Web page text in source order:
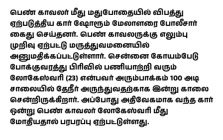
பெண் காவலர் மீது மதுபோதையில் விபத்து
ஏற்படுத்திய கார் ஷோரூம் மேலாளரை போலீசார்
கைது செய்தனர். பெண் காவலருக்கு எலும்பு
முறிவு ஏற்பட்டு மருத்துவமனையில்
அனுமதிக்கப்பட்டுள்ளார். சென்னை கோயம்பேடு
போக்குவரத்து பிரிவில் பணியாற்றி வரும்
லோகேஸ்வரி (23) என்பவர் அரும்பாக்கம் 100 அடி
சாலையில் தேநீர் அருந்துவதற்காக இன்று காலை
சென்றிருக்கிறார். அப்போது அதிவேகமாக வந்த கார்
ஒன்று பெண் காவலர் லோகேஸ்வரி மீது
மோதியதால் பரபரப்பு ஏற்பட்டுள்ளது.